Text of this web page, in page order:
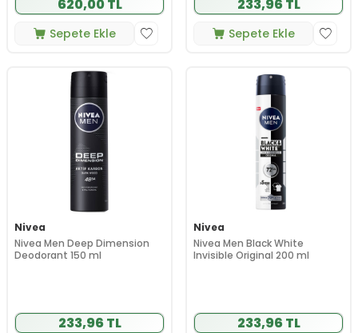
620,00 TL
Sepete Ekle
233,96 TL
Sepete Ekle
Nivea
Nivea Men Deep Dimension
Deodorant 150 ml
233,96 TL
Nivea
Nivea Men Black White
Invisible Original 200 ml
233,96 TL